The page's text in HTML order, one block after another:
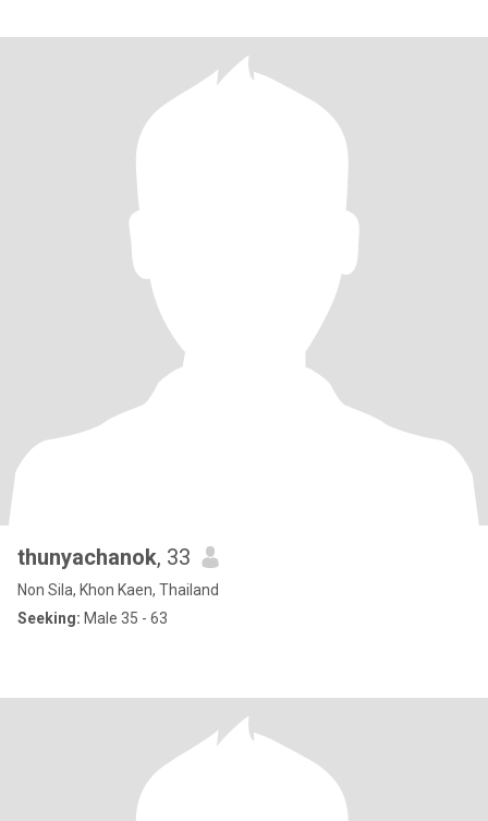
thunyachanok, 33
Non Sila, Khon Kaen, Thailand
Seeking: Male 35 - 63